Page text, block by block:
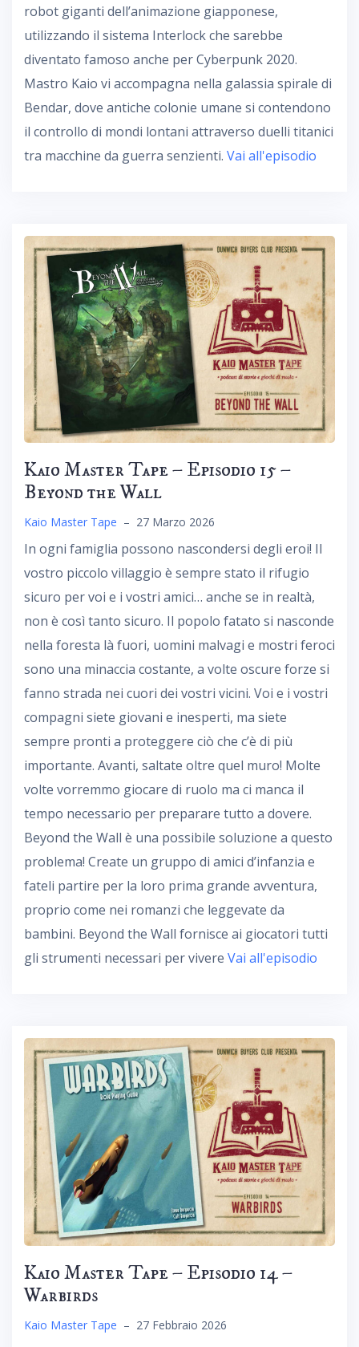
robot giganti dell’animazione giapponese,
utilizzando il sistema Interlock che sarebbe
diventato famoso anche per Cyberpunk 2020.
Mastro Kaio vi accompagna nella galassia spirale di
Bendar, dove antiche colonie umane si contendono
il controllo di mondi lontani attraverso duelli titanici
tra macchine da guerra senzienti. Vai all'episodio
Kaio Master Tape – Episodio 15 –
Beyond the Wall
Kaio Master Tape – 27 Marzo 2026
In ogni famiglia possono nascondersi degli eroi! Il
vostro piccolo villaggio è sempre stato il rifugio
sicuro per voi e i vostri amici… anche se in realtà,
non è così tanto sicuro. Il popolo fatato si nasconde
nella foresta là fuori, uomini malvagi e mostri feroci
sono una minaccia costante, a volte oscure forze si
fanno strada nei cuori dei vostri vicini. Voi e i vostri
compagni siete giovani e inesperti, ma siete
sempre pronti a proteggere ciò che c’è di più
importante. Avanti, saltate oltre quel muro! Molte
volte vorremmo giocare di ruolo ma ci manca il
tempo necessario per preparare tutto a dovere.
Beyond the Wall è una possibile soluzione a questo
problema! Create un gruppo di amici d’infanzia e
fateli partire per la loro prima grande avventura,
proprio come nei romanzi che leggevate da
bambini. Beyond the Wall fornisce ai giocatori tutti
gli strumenti necessari per vivere Vai all'episodio
Kaio Master Tape – Episodio 14 –
Warbirds
Kaio Master Tape – 27 Febbraio 2026